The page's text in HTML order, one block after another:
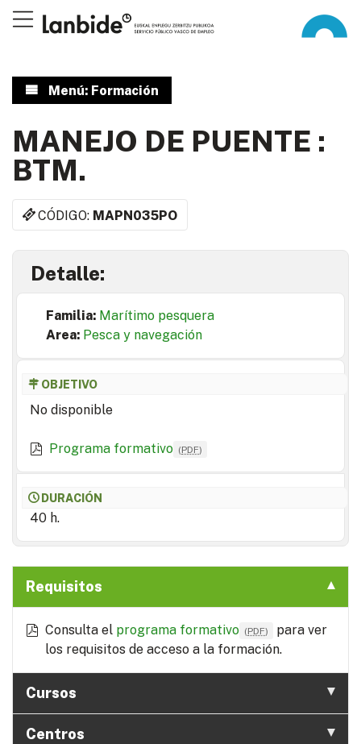
Menú: Formación
MANEJO DE PUENTE :
BTM.
CÓDIGO: MAPN035PO
Detalle:
Familia: Marítimo pesquera
Area: Pesca y navegación
OBJETIVO
No disponible
Programa formativo (PDF)
DURACIÓN
40 h.
Requisitos
Consulta el programa formativo (PDF)
para ver
los requisitos de acceso a la formación.
Cursos
Centros